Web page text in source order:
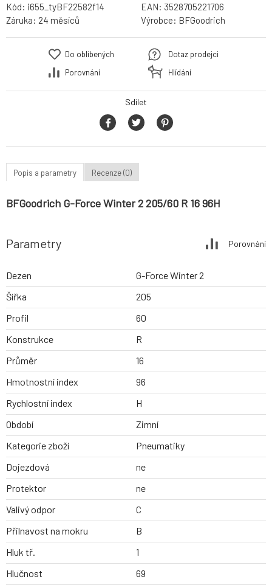
Kód: i655_tyBF22582f14 EAN: 3528705221706
Záruka: 24 měsíců Výrobce: BFGoodrich
Do oblíbených
Porovnání
Dotaz prodejci
Hlídání
Sdílet
Popis a parametry Recenze (0)
BFGoodrich G-Force Winter 2 205/60 R 16 96H
Parametry Porovnání
Dezen
G-Force Winter 2
Šířka
205
Profil
60
Konstrukce
R
Průměr
16
Hmotnostní index
96
Rychlostní index
H
Období
Zimní
Kategorie zboží
Pneumatiky
Dojezdová
ne
Protektor
ne
Valivý odpor
C
Přilnavost na mokru
B
Hluk tř.
1
Hlučnost
69